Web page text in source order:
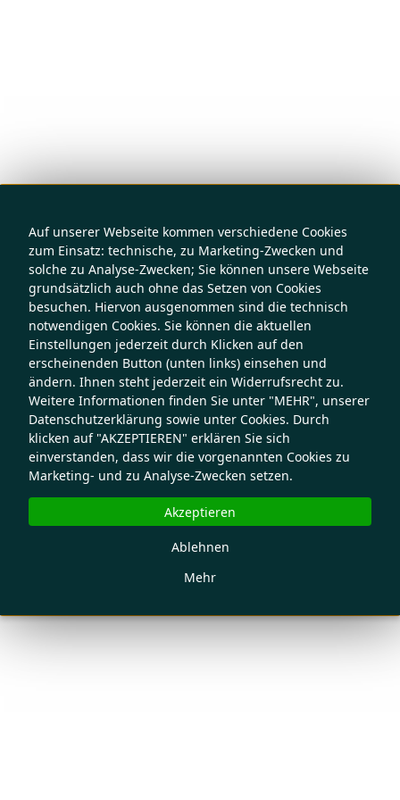
Auf unserer Webseite kommen verschiedene Cookies
zum Einsatz: technische, zu Marketing-Zwecken und
solche zu Analyse-Zwecken; Sie können unsere Webseite
grundsätzlich auch ohne das Setzen von Cookies
besuchen. Hiervon ausgenommen sind die technisch
notwendigen Cookies. Sie können die aktuellen
Einstellungen jederzeit durch Klicken auf den
erscheinenden Button (unten links) einsehen und
ändern. Ihnen steht jederzeit ein Widerrufsrecht zu.
Weitere Informationen finden Sie unter "MEHR", unserer
Datenschutzerklärung sowie unter Cookies. Durch
klicken auf "AKZEPTIEREN" erklären Sie sich
einverstanden, dass wir die vorgenannten Cookies zu
Marketing- und zu Analyse-Zwecken setzen.
Mehr
Ablehnen
Akzeptieren